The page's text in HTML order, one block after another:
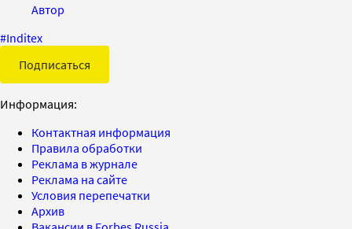
Автор
#Inditex
Подписаться
Информация:
Контактная информация
Правила обработки
Реклама в журнале
Реклама на сайте
Условия перепечатки
Архив